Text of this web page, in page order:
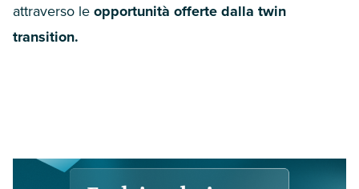
attraverso le opportunità offerte dalla twin
transition.